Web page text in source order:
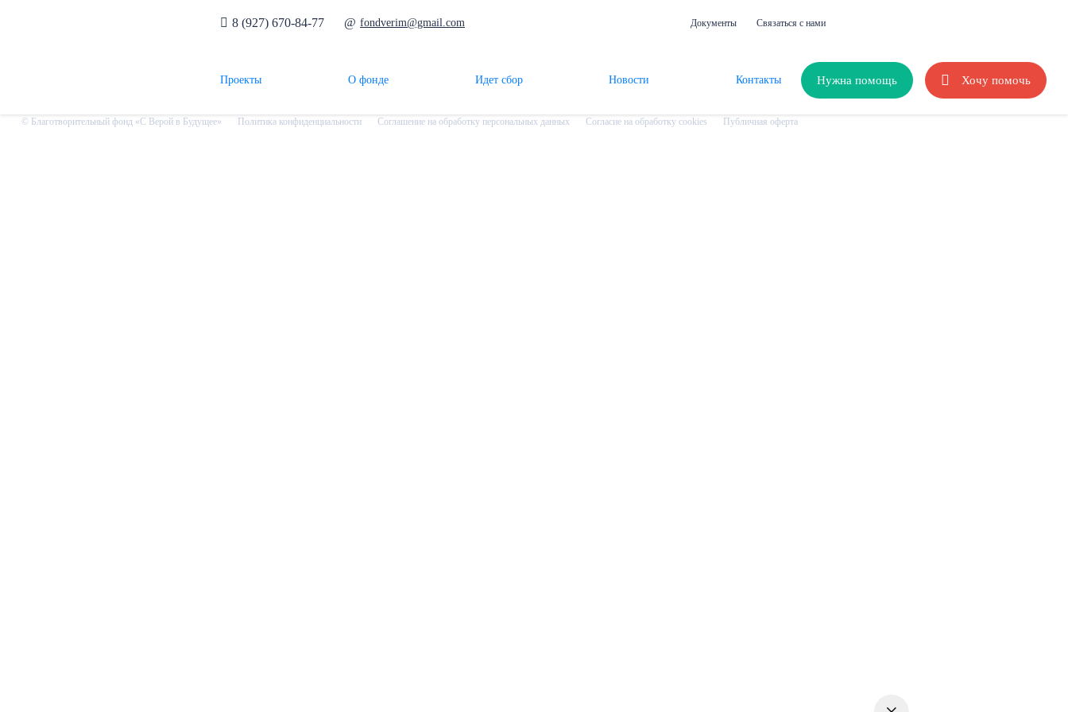
8 (927) 670-84-77 fondverim@gmail.com Документы Cвязаться с нами
Проекты О фонде Идет сбор Новости Контакты Нужна помощь Хочу помочь
fondverim@gmail.com
fondverim@yandex.ru
© Благотворительный фонд «С Верой в Будущее» Политика конфиденциальности Соглашение на обработку персональных данных Согласие на обработку cookies Публичная оферта